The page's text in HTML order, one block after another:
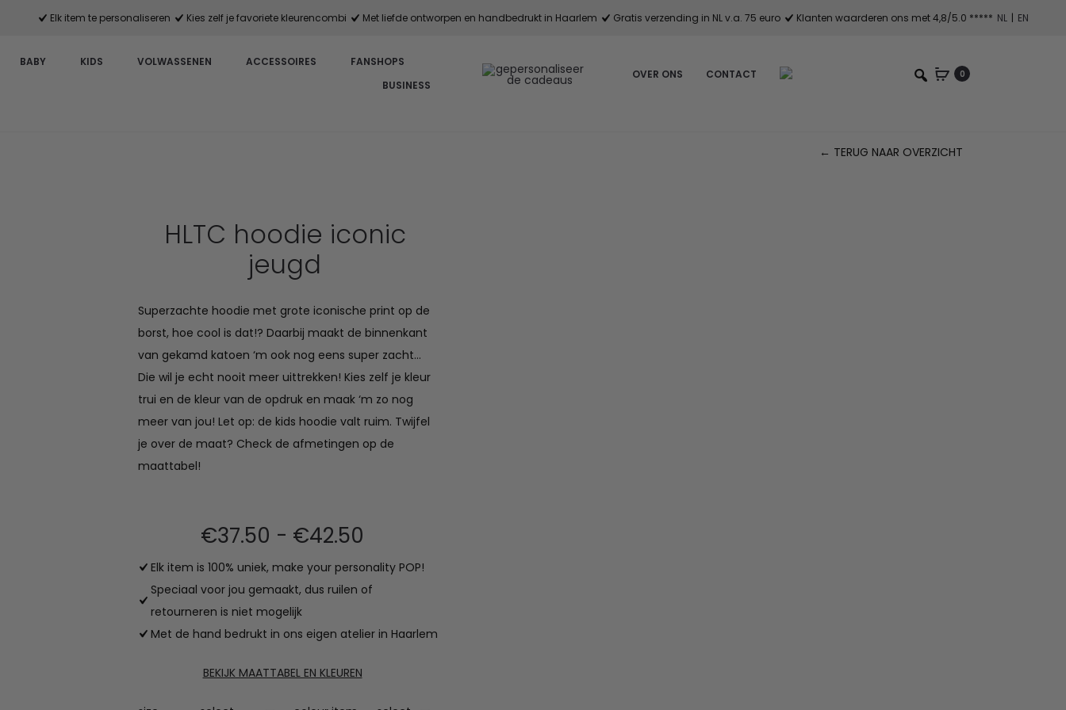
Elk item te personaliseren Kies zelf je favoriete kleurencombi Met liefde ontworpen en handbedrukt in Haarlem Gratis verzending in NL v.a. 75 euro Klanten waarderen ons met 4,8/5.0 ***** NL | EN
BABY KIDS VOLWASSENEN ACCESSOIRES
FANSHOPS
BUSINESS
OVER ONS CONTACT 0
← TERUG NAAR OVERZICHT
HLTC hoodie iconic
jeugd
Superzachte hoodie met grote iconische print op de
borst, hoe cool is dat!? Daarbij maakt de binnenkant
van gekamd katoen ‘m ook nog eens super zacht…
Die wil je echt nooit meer uittrekken! Kies zelf je kleur
trui en de kleur van de opdruk en maak ‘m zo nog
meer van jou! Let op: de kids hoodie valt ruim. Twijfel
je over de maat? Check de afmetingen op de
maattabel!
€37.50 - €42.50
€37.50
Elk item is 100% uniek, make your personality POP!
Speciaal voor jou gemaakt, dus ruilen of
retourneren is niet mogelijk
Met de hand bedrukt in ons eigen atelier in Haarlem
BEKIJK MAATTABEL EN KLEUREN